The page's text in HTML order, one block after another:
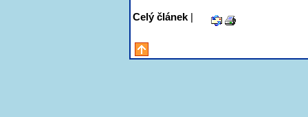
Celý článek |